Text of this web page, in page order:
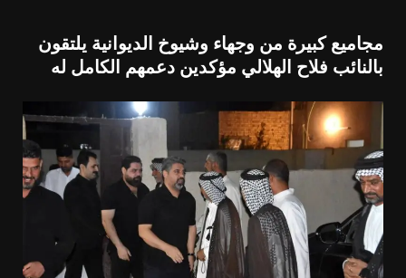
مجاميع كبيرة من وجهاء وشيوخ الديوانية يلتقون
بالنائب فلاح الهلالي مؤكدين دعمهم الكامل له